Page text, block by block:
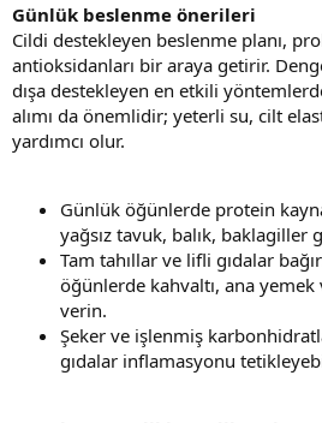
Günlük beslenme önerileri
Cildi destekleyen beslenme planı,
antioksidanları bir araya getirir.
dışa destekleyen en etkili
alımı da önemlidir; yeterli su, cilt
yardımcı olur.
Günlük öğünlerde protein
yağsız tavuk, balık, baklagiller
Tam tahıllar ve lifli gıdalar
öğünlerde kahvaltı, ana yemek
verin.
Şeker ve işlenmiş
gıdalar inflamasyonu